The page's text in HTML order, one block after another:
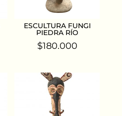
ESCULTURA FUNGI
PIEDRA RÍO
$180.000